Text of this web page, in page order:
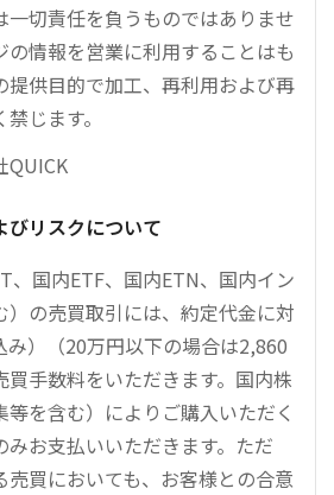
一切責任を負うものではありませ
の情報を営業に利用することはも
提供目的で加工、再利用および再
じます。
QUICK
びリスクについて
、国内ETF、国内ETN、国内イン
）の売買取引には、約定代金に対
み）（20万円以下の場合は2,860
買手数料をいただきます。国内株
を含む）によりご購入いただく
みお支払いいただきます。ただ
売買においても、お客様との合意